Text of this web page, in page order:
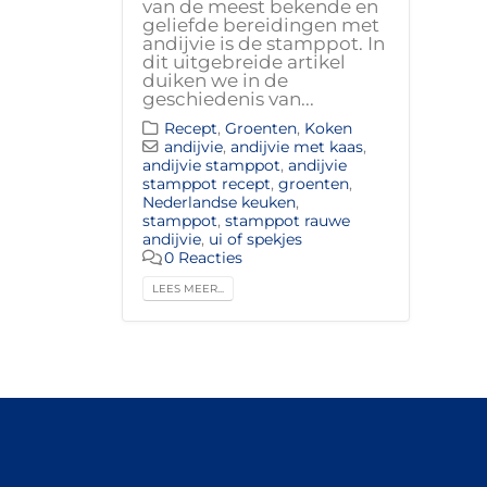
van de meest bekende en
geliefde bereidingen met
andijvie is de stamppot. In
dit uitgebreide artikel
duiken we in de
geschiedenis van...
Recept,Groenten, Koken
andijvie,andijvie met kaas,
andijvie stamppot, andijvie
stamppot recept, groenten,
Nederlandse keuken,
stamppot, stamppot rauwe
andijvie, ui of spekjes
0 Reacties
LEES MEER...